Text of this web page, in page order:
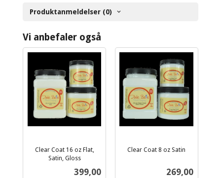
Produktanmeldelser (0)
Vi anbefaler også
Clear Coat 16 oz Flat,
Satin, Gloss
Pris
399,00
Clear Coat 8 oz Satin
Pris
269,00